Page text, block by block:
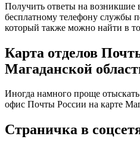
Получить ответы на
бесплатному телефону службы
который также можно найти в
Карта отделов
Магаданской
Иногда намного проще
офис Почты России на карте
Страничка в